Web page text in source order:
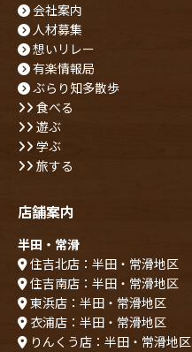
会社案内
人材募集
想いリレー
有楽情報局
ぶらり知多散歩
食べる
遊ぶ
学ぶ
旅する
店舗案内
半田・常滑
住吉北店：半田・常滑地区
住吉南店：半田・常滑地区
東浜店：半田・常滑地区
衣浦店：半田・常滑地区
りんくう店：半田・常滑地区